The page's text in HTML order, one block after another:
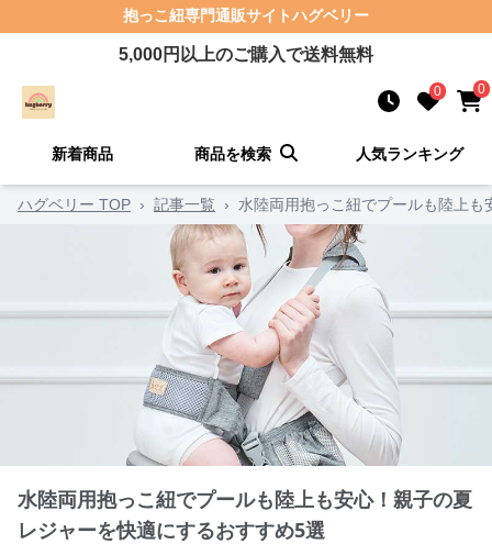
抱っこ紐専門通販サイトハグベリー
5,000円以上のご購入で送料無料
0 0
新着商品 商品を検索 人気ランキング
ハグベリー TOP › 記事一覧 › 水陸両用抱っこ紐でプールも陸上
水陸両用抱っこ紐でプールも陸上も安心！親子の夏
レジャーを快適にするおすすめ5選